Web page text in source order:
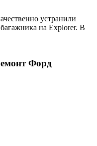
устранили
на Explorer. В
Форд